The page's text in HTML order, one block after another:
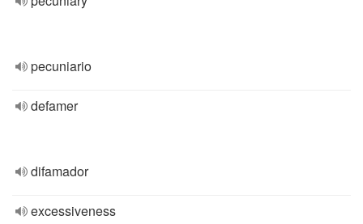
pecuniario
defamer
difamador
excessiveness